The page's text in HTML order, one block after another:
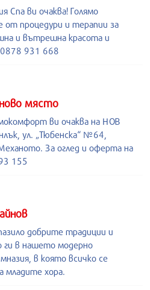
Спа ви очаква! Голямо
от процедури и терапии за
и вътрешна красота и
0878 931 668
място
ви очаква на НОВ
ул. „Тюбенска“ №64,
За оглед и оферта на
155
добрите традиции и
ги в нашето модерно
в която всичко се
младите хора.